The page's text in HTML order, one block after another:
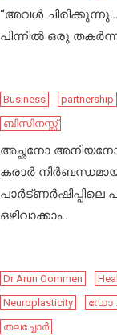
“അവൾ
പിന്നിൽ ഒരു
Business partnership
ബിസിനസ്സ്
അച്ഛനോ അനിയനോ
കരാർ
പാർട്ണർഷിപ്പിലെ
ഒഴിവാക്കാം..
Dr Arun Oommen
Neuroplasticity
ഡോ
തലച്ചോർ